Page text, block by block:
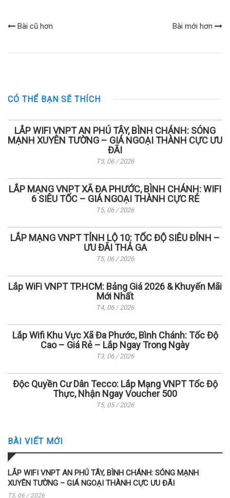
Bài cũ hơn Bài mới hơn
CÓ THỂ BẠN SẼ THÍCH
LẮP WIFI VNPT AN PHÚ TÂY, BÌNH CHÁNH: SÓNG
MẠNH XUYÊN TƯỜNG – GIÁ NGOẠI THÀNH CỰC ƯU
ĐÃI
T5, 06 / 2026
LẮP MẠNG VNPT XÃ ĐA PHƯỚC, BÌNH CHÁNH: WIFI
6 SIÊU TỐC – GIÁ NGOẠI THÀNH CỰC RẺ
T5, 06 / 2026
LẮP MẠNG VNPT TỈNH LỘ 10: TỐC ĐỘ SIÊU ĐỈNH –
ƯU ĐÃI THẢ GA
T5, 06 / 2026
Lắp WiFi VNPT TP.HCM: Bảng Giá 2026 & Khuyến Mãi
Mới Nhất
T4, 06 / 2026
Lắp Wifi Khu Vực Xã Đa Phước, Bình Chánh: Tốc Độ
Cao – Giá Rẻ – Lắp Ngay Trong Ngày
T3, 06 / 2026
Độc Quyền Cư Dân Tecco: Lắp Mạng VNPT Tốc Độ
Thực, Nhận Ngay Voucher 500
T5, 05 / 2026
BÀI VIẾT MỚI
LẮP WIFI VNPT AN PHÚ TÂY, BÌNH CHÁNH: SÓNG MẠNH
XUYÊN TƯỜNG – GIÁ NGOẠI THÀNH CỰC ƯU ĐÃI
T5, 06 / 2026